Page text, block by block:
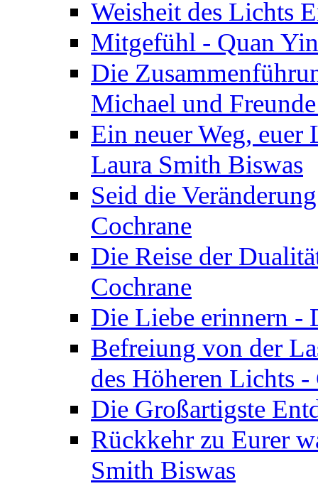
Weisheit des Lichts
Mitgefühl - Quan
Die
Michael und
Ein neuer Weg, euer
Laura Smith Biswas
Seid die
Cochrane
Die Reise der
Cochrane
Die Liebe erinnern -
Befreiung von der
des Höheren Lichts
Die Großartigste
Rückkehr zu Eurer
Smith Biswas